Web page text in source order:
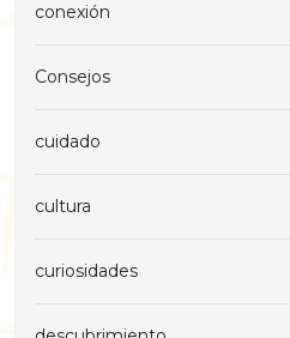
conexión
Consejos
cuidado
cultura
curiosidades